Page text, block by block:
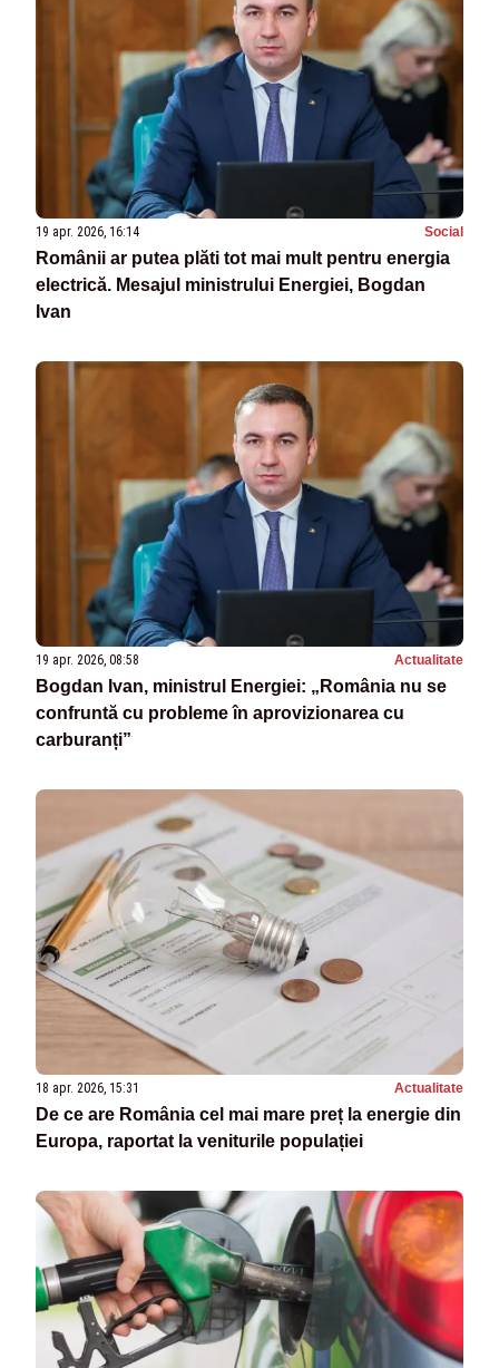
19 apr. 2026, 16:14 Social
Românii ar putea plăti tot mai mult pentru energia
electrică. Mesajul ministrului Energiei, Bogdan
Ivan
19 apr. 2026, 08:58 Actualitate
Bogdan Ivan, ministrul Energiei: „România nu se
confruntă cu probleme în aprovizionarea cu
carburanți”
18 apr. 2026, 15:31 Actualitate
De ce are România cel mai mare preț la energie din
Europa, raportat la veniturile populației